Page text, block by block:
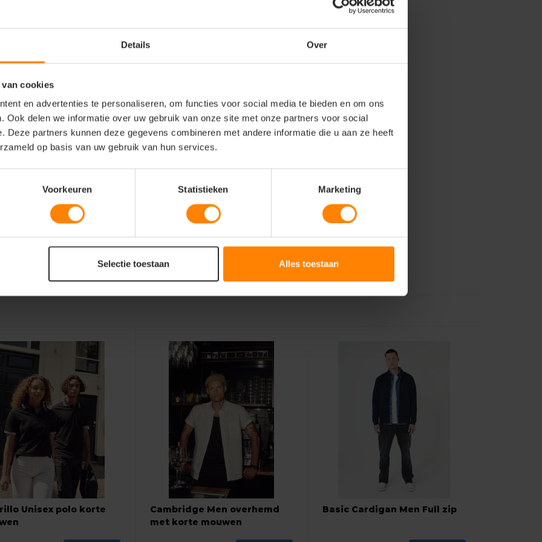
Details Over
cookies
en advertenties te personaliseren, om functies voor social media te bieden en om ons
Ook delen we informatie over uw gebruik van onze site met onze partners voor social
Deze partners kunnen deze gegevens combineren met andere informatie die u aan ze heeft
op basis van uw gebruik van hun services.
Voorkeuren Statistieken Marketing
Selectie toestaan Alles toestaan
sportclubs, scholen en
voor evenementen,
een zachte touch en
(quarter zip),
een perfecte eenheid
materialen die
gebruik
met een T-shirt of polo
Unisex polo korte
Cambridge Men overhemd
met korte mouwen
Basic Cardigan Men Full zip